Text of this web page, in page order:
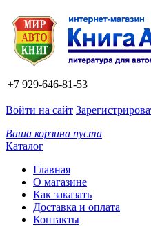
+7 929-646-81-53
Войти на сайт
Ваша корзина пуста
Каталог
Главная
О магазине
Как заказать
Доставка и оплата
Контакты